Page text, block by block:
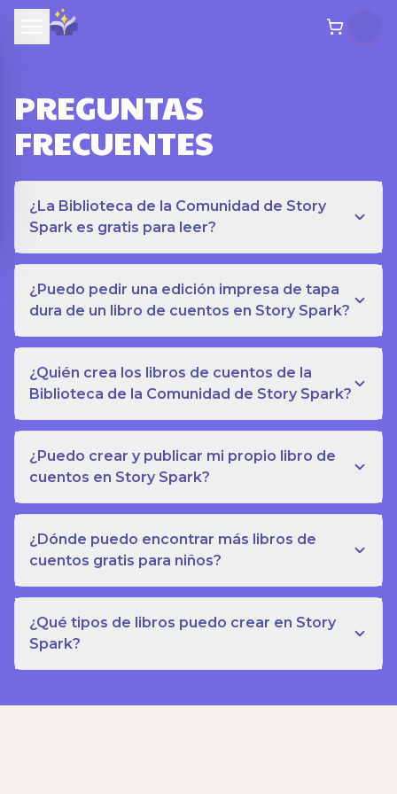
PREGUNTAS
FRECUENTES
¿La Biblioteca de la Comunidad de Story
Spark es gratis para leer?
¿Puedo pedir una edición impresa de tapa
dura de un libro de cuentos en Story Spark?
¿Quién crea los libros de cuentos de la
Biblioteca de la Comunidad de Story Spark?
¿Puedo crear y publicar mi propio libro de
cuentos en Story Spark?
¿Dónde puedo encontrar más libros de
cuentos gratis para niños?
¿Qué tipos de libros puedo crear en Story
Spark?